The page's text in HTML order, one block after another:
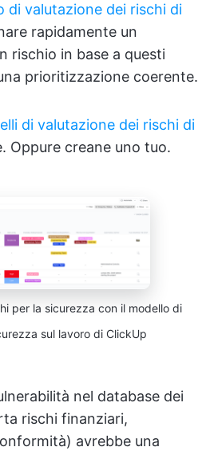
di valutazione dei rischi di
rapidamente un
rischio in base a questi
prioritizzazione coerente.
di valutazione dei rischi di
Oppure creane uno tuo.
per la sicurezza con il modello di
sul lavoro di ClickUp
nel database dei
rischi finanziari,
avrebbe una